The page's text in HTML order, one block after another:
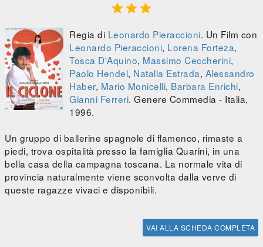

Regia di Leonardo Pieraccioni. Un Film con
Leonardo Pieraccioni, Lorena Forteza,
Tosca D'Aquino, Massimo Ceccherini,
Paolo Hendel, Natalia Estrada, Alessandro
Haber, Mario Monicelli, Barbara Enrichi,
Gianni Ferreri. Genere Commedia - Italia,
1996.
Un gruppo di ballerine spagnole di flamenco, rimaste a
piedi, trova ospitalità presso la famiglia Quarini, in una
bella casa della campagna toscana. La normale vita di
provincia naturalmente viene sconvolta dalla verve di
queste ragazze vivaci e disponibili.
VAI ALLA SCHEDA COMPLETA